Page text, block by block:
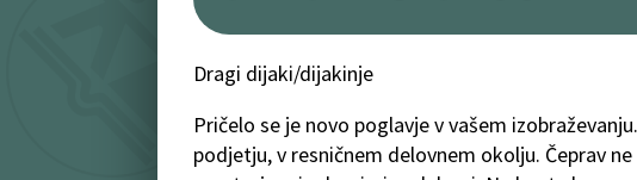
Dragi dijaki/dijakinje
Pričelo se je novo poglavje v vašem
podjetju, v resničnem delovnem okolju. Čeprav